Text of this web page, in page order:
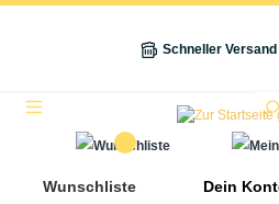
Schneller
Wunschliste Dein